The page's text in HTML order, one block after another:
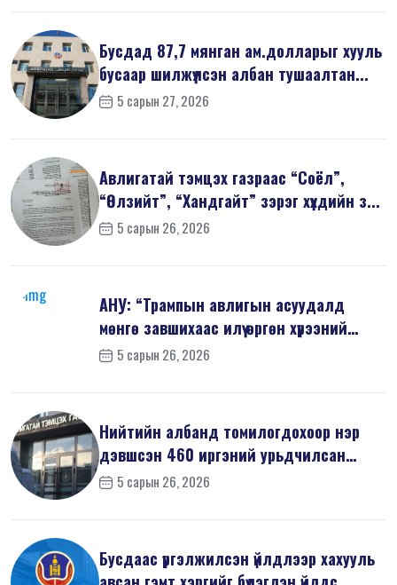
Бусдад 87,7 мянган ам.долларыг хууль
бусаар шилжүүлсэн албан тушаалтан...
5 сарын 27, 2026
Авлигатай тэмцэх газраас “Соёл”,
“Өлзийт”, “Хандгайт” зэрэг хүүхдийн з...
5 сарын 26, 2026
АНУ: “Трампын авлигын асуудалд
мөнгө завшихаас илүү өргөн хүрээний
шин...
5 сарын 26, 2026
Нийтийн албанд томилогдохоор нэр
дэвшсэн 460 иргэний урьдчилсан
мэдүүл...
5 сарын 26, 2026
Бусдаас үргэлжилсэн үйлдлээр хахууль